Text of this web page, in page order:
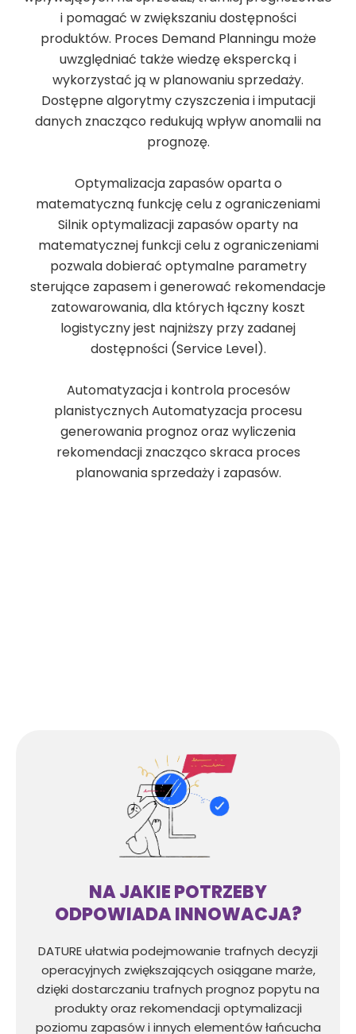
i pomagać w zwiększaniu dostępności
produktów. Proces Demand Planningu może
uwzględniać także wiedzę ekspercką i
wykorzystać ją w planowaniu sprzedaży.
Dostępne algorytmy czyszczenia i imputacji
danych znacząco redukują wpływ anomalii na
prognozę.
Optymalizacja zapasów oparta o
matematyczną funkcję celu z ograniczeniami
Silnik optymalizacji zapasów oparty na
matematycznej funkcji celu z ograniczeniami
pozwala dobierać optymalne parametry
sterujące zapasem i generować rekomendacje
zatowarowania, dla których łączny koszt
logistyczny jest najniższy przy zadanej
dostępności (Service Level).
Automatyzacja i kontrola procesów
planistycznych Automatyzacja procesu
generowania prognoz oraz wyliczenia
rekomendacji znacząco skraca proces
planowania sprzedaży i zapasów.
NA JAKIE POTRZEBY
ODPOWIADA INNOWACJA?
DATURE ułatwia podejmowanie trafnych decyzji
operacyjnych zwiększających osiągane marże,
dzięki dostarczaniu trafnych prognoz popytu na
produkty oraz rekomendacji optymalizacji
poziomu zapasów i innych elementów łańcucha